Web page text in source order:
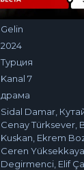
Gelin
2024
Турция
Kanal 7
драма
Sidal Damar,
Cenay Türksever,
Kuskan, Ekrem
Ceren
Degirmenci, Elif